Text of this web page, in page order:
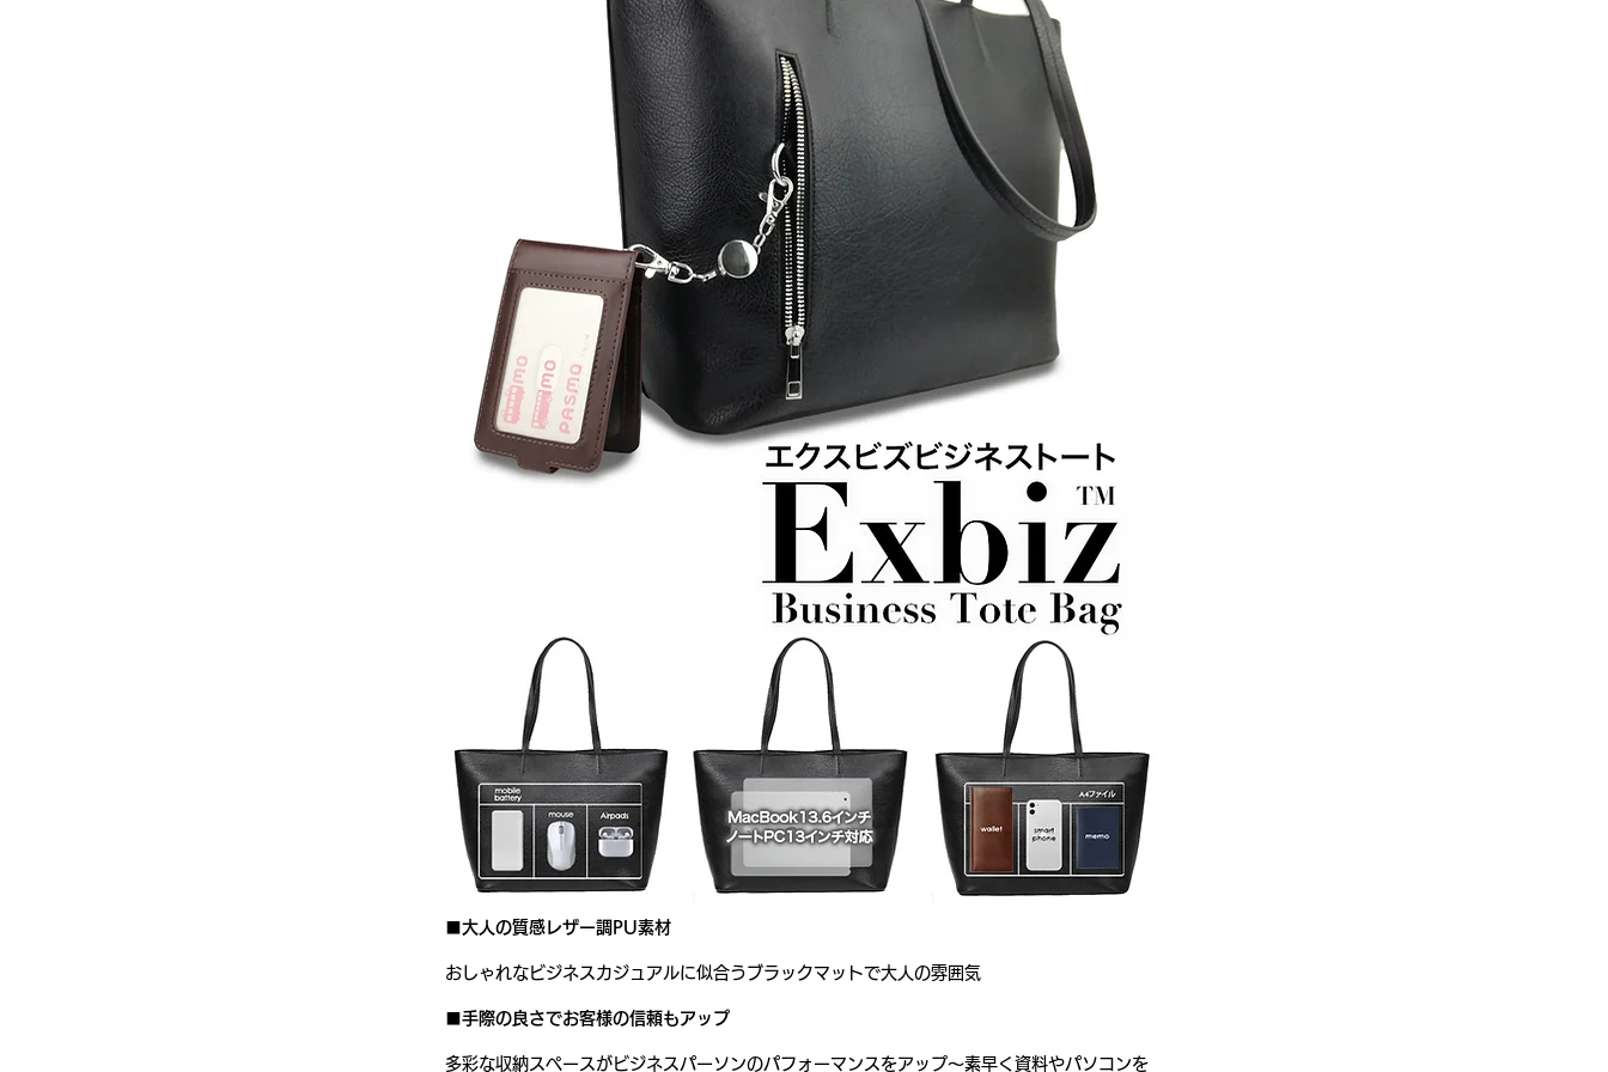
■大人の質感レザー調PU素材
おしゃれなビジネスカジュアルに似合うブラックマットで大人の雰囲気
■手際の良さでお客様の信頼もアップ
多彩な収納スペースがビジネスパーソンのパフォーマンスをアップ～素早く資料やパソコンを